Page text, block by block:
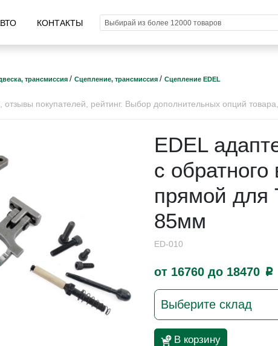
КОНТАКТЫ
трансмиссия / Сцепление, трансмиссия / Сцепление EDEL
покупателей, рейтинг. Выбор дополнительных опций товара,
EDEL
с
прямой для
85мм
ED-010
от 16760 до 18470 p
Выберите склад
В корзину